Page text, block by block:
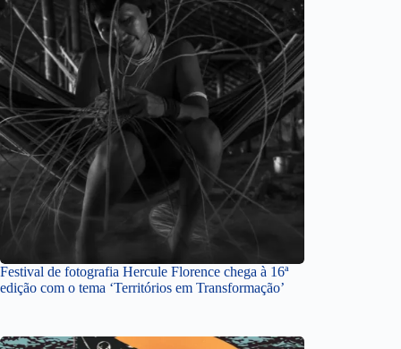
Festival de fotografia Hercule Florence chega à 16ª
edição com o tema ‘Territórios em Transformação’